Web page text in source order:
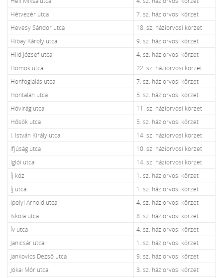
Hétvezér utca
7. sz. háziorvosi körzet
Hevesy Sándor utca
18. sz. háziorvosi körzet
Hibay Károly utca
9. sz. háziorvosi körzet
Hild József utca
4. sz. háziorvosi körzet
Homok utca
22. sz. háziorvosi körzet
Honfoglalás utca
7. sz. háziorvosi körzet
Hontalan utca
5. sz. háziorvosi körzet
Hóvirág utca
11. sz. háziorvosi körzet
Hősök utca
5. sz. háziorvosi körzet
I. István Király utca
14. sz. háziorvosi körzet
Ifjúság utca
10. sz. háziorvosi körzet
Iglói utca
14. sz. háziorvosi körzet
Íj köz
1. sz. háziorvosi körzet
Íj utca
1. sz. háziorvosi körzet
Ipolyi Arnold utca
4. sz. háziorvosi körzet
Iskola utca
8. sz. háziorvosi körzet
Ív utca
4. sz. háziorvosi körzet
Janicsár utca
1. sz. háziorvosi körzet
Jankovics Dezső utca
9. sz. háziorvosi körzet
Jókai Mór utca
3. sz. háziorvosi körzet